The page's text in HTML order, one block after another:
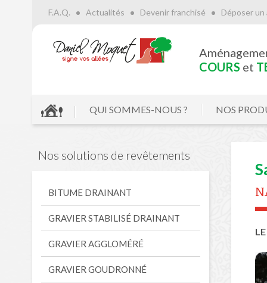
F.A.Q. Actualités Devenir franchisé Déposer un
COURS et
QUI SOMMES-NOUS ? NOS
Nos solutions de revêtements
BITUME DRAINANT
GRAVIER STABILISÉ DRAINANT
GRAVIER AGGLOMÉRÉ
GRAVIER GOUDRONNÉ